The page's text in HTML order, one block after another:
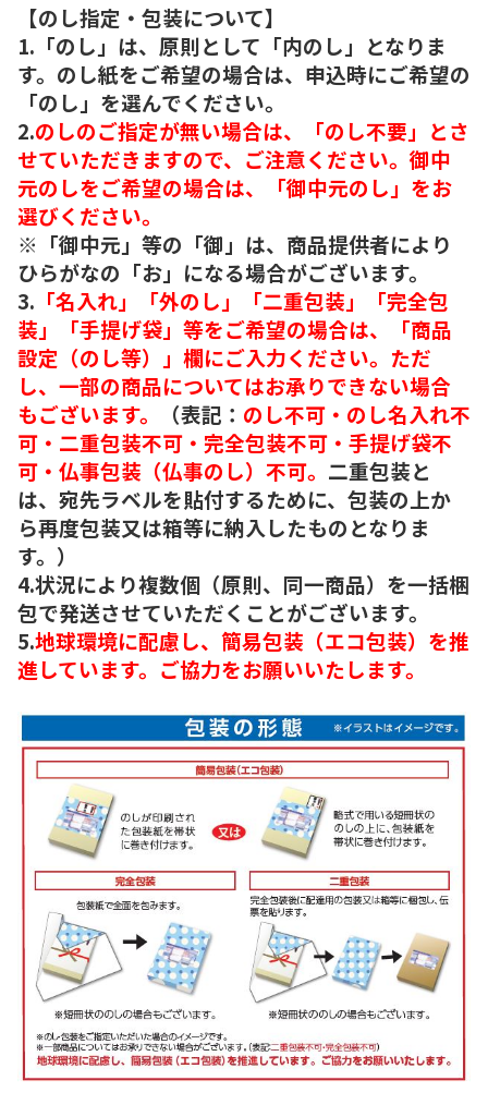
【のし指定・包装について】
1.「のし」は、原則として「内のし」となりま
す。のし紙をご希望の場合は、申込時にご希望の
「のし」を選んでください。
2.のしのご指定が無い場合は、「のし不要」とさ
せていただきますので、ご注意ください。御中
元のしをご希望の場合は、「御中元のし」をお
選びください。
※「御中元」等の「御」は、商品提供者により
ひらがなの「お」になる場合がございます。
3. 「名入れ」「外のし」「二重包装」「完全包
装」「手提げ袋」等をご希望の場合は、「商品
設定（のし等）」欄にご入力ください。ただ
し、一部の商品についてはお承りできない場合
もございます。
（表記： のし不可・のし名入れ不
可・二重包装不可・完全包装不可・手提げ袋不
可・仏事包装（仏事のし）不可。 二重包装と
は、宛先ラベルを貼付するために、包装の上か
ら再度包装又は箱等に納入したものとなりま
す。）
4.状況により複数個（原則、同一商品）を一括梱
包で発送させていただくことがございます。
5.地球環境に配慮し、簡易包装（エコ包装）を推
進しています。ご協力をお願いいたします。